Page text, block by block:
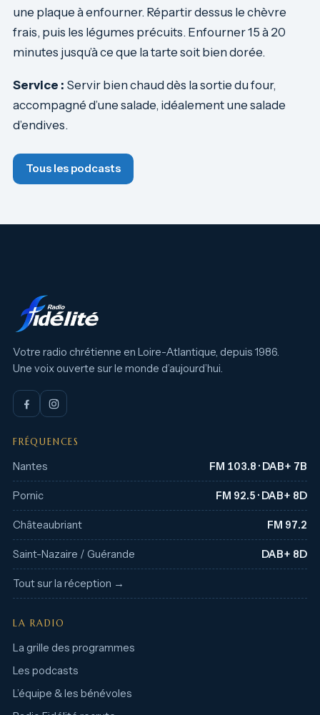
une plaque à enfourner. Répartir dessus le chèvre
frais, puis les légumes précuits. Enfourner 15 à 20
minutes jusqu’à ce que la tarte soit bien dorée.
Service : Servir bien chaud dès la sortie du four,
accompagné d’une salade, idéalement une salade
d’endives.
Tous les podcasts
Votre radio chrétienne en Loire-Atlantique, depuis 1986.
Une voix ouverte sur le monde d’aujourd’hui.
FRÉQUENCES
Nantes FM 103.8 · DAB+ 7B
Pornic FM 92.5 · DAB+ 8D
Châteaubriant FM 97.2
Saint-Nazaire / Guérande DAB+ 8D
Tout sur la réception →
LA RADIO
La grille des programmes
Les podcasts
L’équipe & les bénévoles